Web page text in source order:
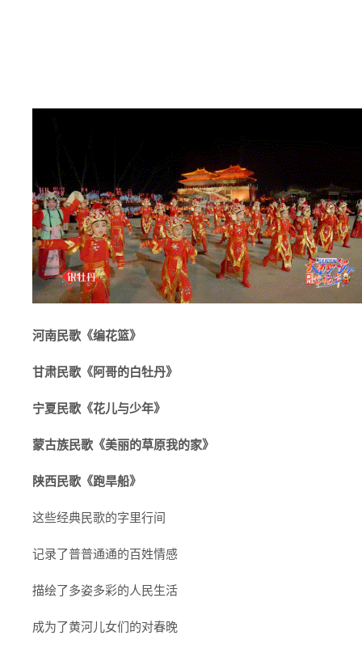
河南民歌《编花篮》
甘肃民歌《阿哥的白牡丹》
宁夏民歌《花儿与少年》
蒙古族民歌《美丽的草原我的家》
陕西民歌《跑旱船》
这些经典民歌的字里行间
记录了普普通通的百姓情感
描绘了多姿多彩的人民生活
成为了黄河儿女们的对春晚